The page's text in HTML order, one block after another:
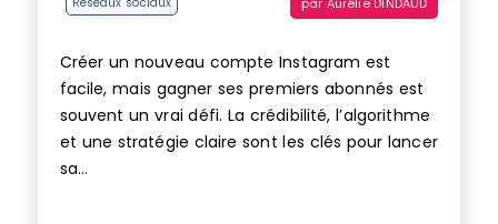
Créer un nouveau compte Instagram est
facile, mais gagner ses premiers abonnés est
souvent un vrai défi. La crédibilité, l’algorithme
et une stratégie claire sont les clés pour lancer
sa...